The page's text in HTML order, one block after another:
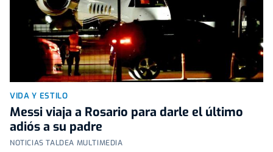
VIDA Y ESTILO
Messi viaja a Rosario para darle el último
adiós a su padre
NOTICIAS TALDEA MULTIMEDIA